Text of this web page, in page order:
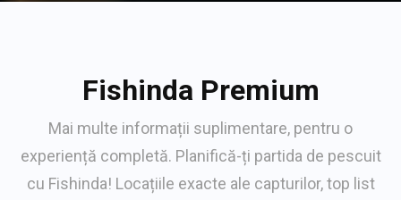
Fishinda Premium
Mai multe informații suplimentare, pentru o
experiență completă. Planifică-ți partida de pescuit
cu Fishinda! Locațiile exacte ale capturilor, top list